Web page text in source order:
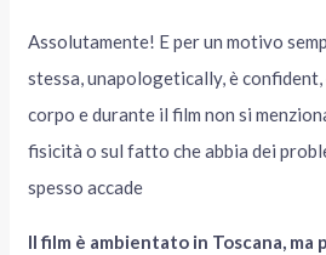
Assolutamente! E per un motivo
stessa, unapologetically, è
corpo e durante il film non si
fisicità o sul fatto che abbia dei
spesso accade
Il film è ambientato in Toscana, ma